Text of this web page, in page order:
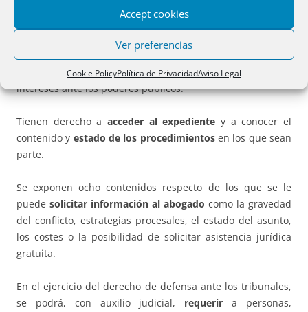
Accept cookies
Ver preferencias
Cookie PolicyPolítica de PrivacidadAviso Legal
Los titulares del derecho de defensa tienen derecho a ser
de manera clara
, simple, comprensible y
accesible universalmente de los
procedimientos
legalmente previstos para defender sus derechos e
intereses ante los poderes públicos.
Tienen derecho a acceder al expediente y a conocer el
contenido y estado de los procedimientosen los que sean
parte.
Se exponen ocho contenidos respecto de los que se le
puede solicitar información al abogado como la gravedad
del conflicto, estrategias procesales, el estado del asunto,
los costes o la posibilidad de solicitar asistencia jurídica
gratuita.
En el ejercicio del derecho de defensa ante los tribunales,
se podrá, con auxilio judicial, requerir a personas,